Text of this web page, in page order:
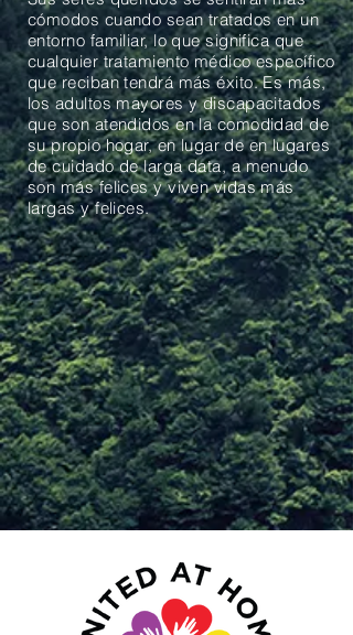
cómodos cuando sean tratados en un
entorno familiar, lo que significa que
cualquier tratamiento médico específico
que reciban tendrá más éxito. Es más,
los adultos mayores y discapacitados
que son atendidos en la comodidad de
su propio hogar, en lugar de en lugares
de cuidado de larga data, a menudo
son más felices y viven vidas más
largas y felices.